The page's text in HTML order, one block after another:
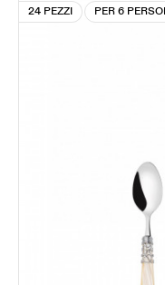
24 PEZZI PER 6